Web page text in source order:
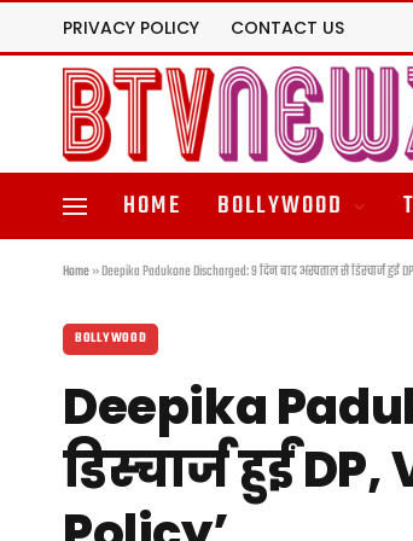
PRIVACY POLICY CONTACT US
HOME BOLLYWOOD
Home»Deepika Padukone Discharged: 9 दिन बाद अस्पताल से डिस्चार्ज हुईं
BOLLYWOOD
Deepika
डिस्चार्ज हुईं